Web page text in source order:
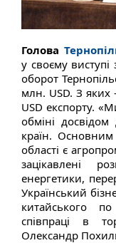
Голова
у своєму
оборот
млн. USD. З яких
USD експорту.
обміні
країн. Основним
області є
зацікавлені
енергетики,
Український
китайського
співпраці в
Олександр